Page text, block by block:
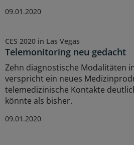
09.01.2020
CES 2020 in Las Vegas
Telemonitoring neu gedacht
Zehn diagnostische Modalitäten
verspricht ein neues
telemedizinische Kontakte
könnte als bisher.
09.01.2020